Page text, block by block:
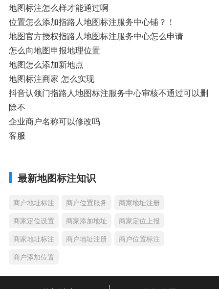
地图标注怎么样才能通过啊
位置怎么添加指路人地图标注服务中心铺？！
地图官方授权指路人地图标注服务中心怎么申请
怎么向地图申报地理位置
地图怎么添加新地点
地图标注商家 怎么实现
抖音认领门指路人地图标注服务中心审核不通过可以删
除不
企业商户名称可以修改吗
客服
最新地图标注知识
商户地址标注 商户位置服务
商家地址注册
商家定位设置
商家添加地址
商家定位上报
商家地址标注
商户地址注册
商户位置标注
商户添加位置